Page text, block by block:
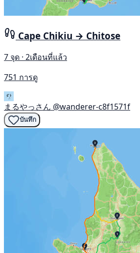
Cape Chikiu → Chitose
7 จุด · 2เดือนที่แล้ว
751 การดู
まるやっさん @wanderer-c8f1571f
บันทึก